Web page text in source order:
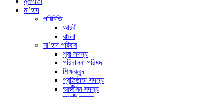
মা’হাদ
পরিচিতি
আরবী
বাংলা
মা’হাদ পরিবার
শূরা সদস্য
পরিচালনা পরিষদ
শিক্ষকবৃন্দ
প্রতিষ্ঠাতা সদস্য
আজীবন সদস্য